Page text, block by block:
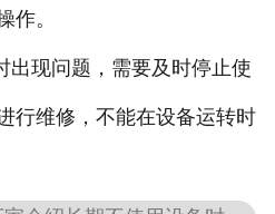
作。
现问题，需要及时停止使
行维修，不能在设备运转时